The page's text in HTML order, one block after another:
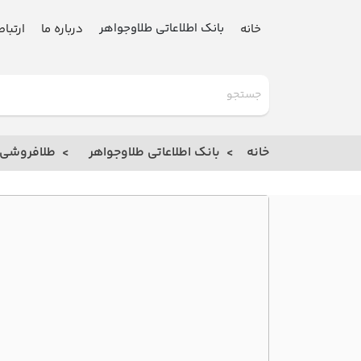
خانه بانک اطلاعاتی طلاوجواهر درباره ما
خانه بانک اطلاعاتی طلاوجواهر طلافروشی